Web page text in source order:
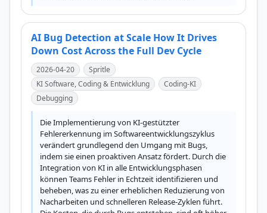
AI Bug Detection at Scale How It Drives
Down Cost Across the Full Dev Cycle
2026-04-20
Spritle
KI Software, Coding & Entwicklung
Coding-KI
Debugging
Die Implementierung von KI-gestützter
Fehlererkennung im Softwareentwicklungszyklus
verändert grundlegend den Umgang mit Bugs,
indem sie einen proaktiven Ansatz fördert. Durch die
Integration von KI in alle Entwicklungsphasen
können Teams Fehler in Echtzeit identifizieren und
beheben, was zu einer erheblichen Reduzierung von
Nacharbeiten und schnelleren Release-Zyklen führt.